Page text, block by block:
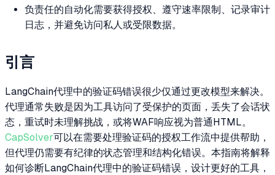
负责任的自动化需要获得授权、遵守速率限制、记录审计
日志，并避免访问私人或受限数据。
引言
LangChain代理中的验证码错误很少仅通过更改模型来解决。
代理通常失败是因为工具访问了受保护的页面，丢失了会话状
态，重试时未理解挑战，或将WAF响应视为普通HTML。
CapSolver可以在需要处理验证码的授权工作流中提供帮助，
但代理仍需要有纪律的状态管理和结构化错误。本指南将解释
如何诊断LangChain代理中的验证码错误，设计更好的工具，